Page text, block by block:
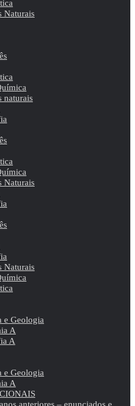
Naturais
naturais
Naturais
Naturais
e Geologia
A
A
e Geologia
A